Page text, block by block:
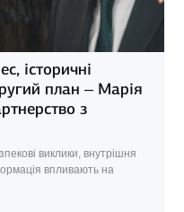
історичні
план – Марія
з
виклики, внутрішня
впливають на